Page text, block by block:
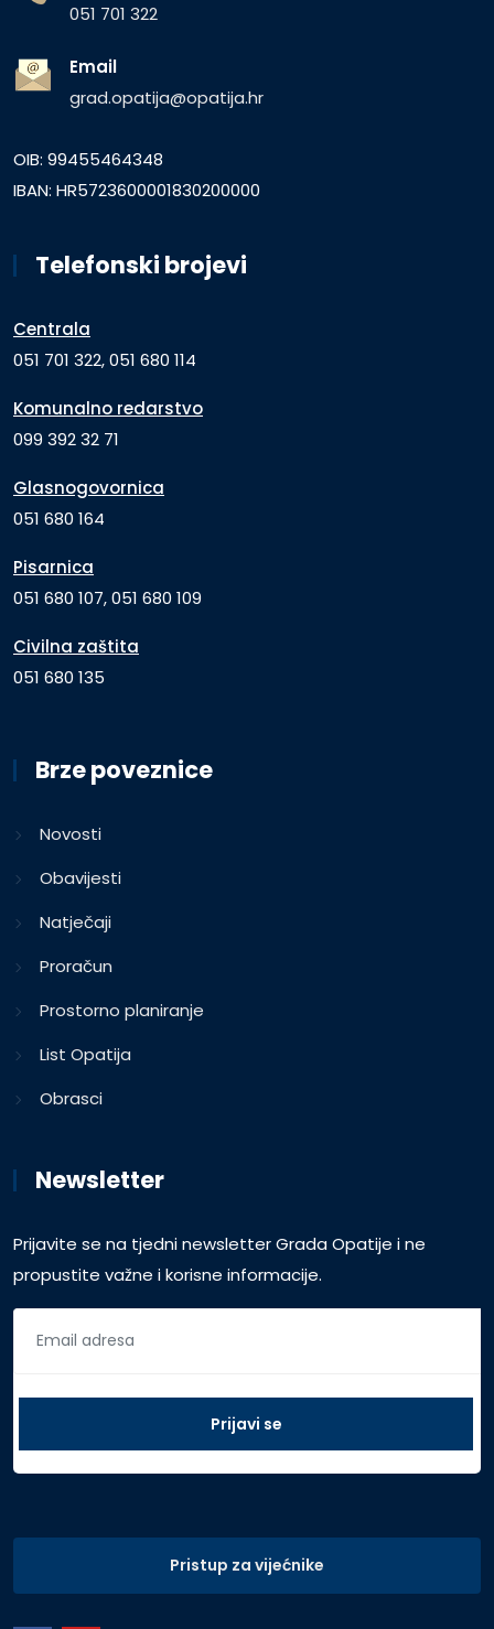
051 701 322
Email
grad.opatija@opatija.hr
OIB: 99455464348
IBAN: HR5723600001830200000
Telefonski brojevi
Centrala
051 701 322, 051 680 114
Komunalno redarstvo
099 392 32 71
Glasnogovornica
051 680 164
Pisarnica
051 680 107, 051 680 109
Civilna zaštita
051 680 135
Brze poveznice
Novosti
Obavijesti
Natječaji
Proračun
Prostorno planiranje
List Opatija
Obrasci
Newsletter
Prijavite se na tjedni newsletter Grada Opatije i ne
propustite važne i korisne informacije.
Pristup za vijećnike